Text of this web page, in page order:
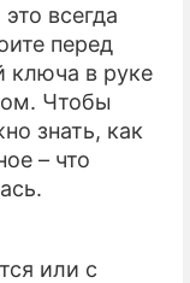
РЕЛИЗЫ
всегда
перед
ключа в руке
Чтобы
знать, как
– что
или с